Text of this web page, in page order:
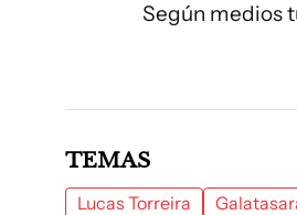
Según medios
TEMAS
Lucas Torreira